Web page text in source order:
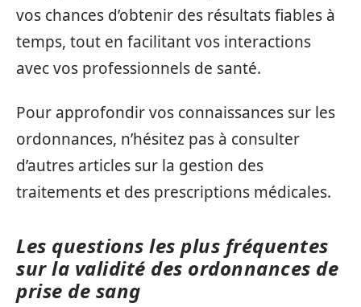
vos chances d’obtenir des résultats fiables à
temps, tout en facilitant vos interactions
avec vos professionnels de santé.
Pour approfondir vos connaissances sur les
ordonnances, n’hésitez pas à consulter
d’autres articles sur la gestion des
traitements et des prescriptions médicales.
Les questions les plus fréquentes
sur la validité des ordonnances de
prise de sang